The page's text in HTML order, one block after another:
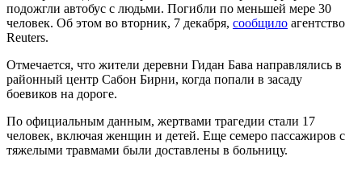
подожгли автобус с людьми. Погибли по меньшей мере 30
человек. Об этом во вторник, 7 декабря, сообщило агентство
Reuters.
Отмечается, что жители деревни Гидан Бава направлялись в
районный центр Сабон Бирни, когда попали в засаду
боевиков на дороге.
По официальным данным, жертвами трагедии стали 17
человек, включая женщин и детей. Еще семеро пассажиров с
тяжелыми травмами были доставлены в больницу.